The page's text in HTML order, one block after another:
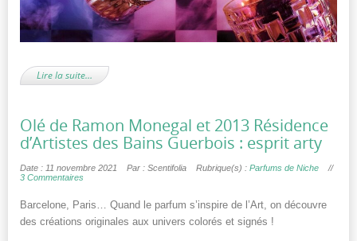
Lire la suite…
Olé de Ramon Monegal et 2013 Résidence
d’Artistes des Bains Guerbois : esprit arty
Date : 11 novembre 2021 Par : Scentifolia Rubrique(s) : Parfums de Niche
//
3 Commentaires
Barcelone, Paris… Quand le parfum s’inspire de l’Art, on découvre
des créations originales aux univers colorés et signés !